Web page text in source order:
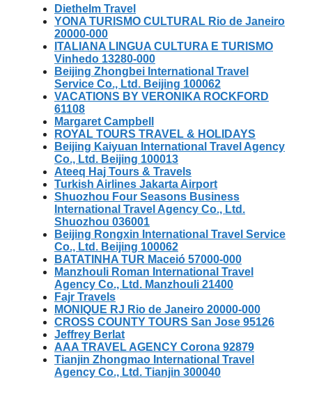
Diethelm Travel
YONA TURISMO CULTURAL Rio de Janeiro
20000-000
ITALIANA LINGUA CULTURA E TURISMO
Vinhedo 13280-000
Beijing Zhongbei International Travel
Service Co., Ltd. Beijing 100062
VACATIONS BY VERONIKA ROCKFORD
61108
Margaret Campbell
ROYAL TOURS TRAVEL & HOLIDAYS
Beijing Kaiyuan International Travel Agency
Co., Ltd. Beijing 100013
Ateeq Haj Tours & Travels
Turkish Airlines Jakarta Airport
Shuozhou Four Seasons Business
International Travel Agency Co., Ltd.
Shuozhou 036001
Beijing Rongxin International Travel Service
Co., Ltd. Beijing 100062
BATATINHA TUR Maceió 57000-000
Manzhouli Roman International Travel
Agency Co., Ltd. Manzhouli 21400
Fajr Travels
MONIQUE RJ Rio de Janeiro 20000-000
CROSS COUNTY TOURS San Jose 95126
Jeffrey Berlat
AAA TRAVEL AGENCY Corona 92879
Tianjin Zhongmao International Travel
Agency Co., Ltd. Tianjin 300040